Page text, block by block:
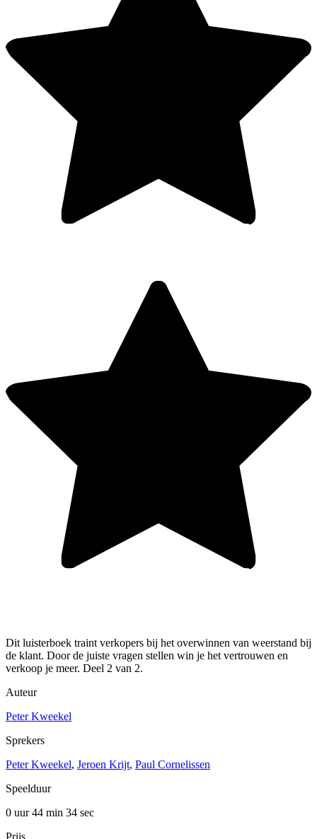
Dit luisterboek traint verkopers bij het overwinnen van weerstand bij
de klant. Door de juiste vragen stellen win je het vertrouwen en
verkoop je meer. Deel 2 van 2.
Auteur
Peter Kweekel
Sprekers
Peter Kweekel, Jeroen Krijt, Paul Cornelissen
Speelduur
0 uur 44 min 34 sec
Prijs